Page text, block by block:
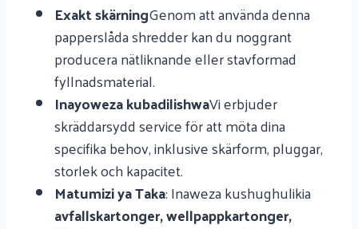
Exakt skärningGenom att använda denna
papperslåda shredder kan du noggrant
producera nätliknande eller stavformad
fyllnadsmaterial.
Inayoweza kubadilishwaVi erbjuder
skräddarsydd service för att möta dina
specifika behov, inklusive skärform, pluggar,
storlek och kapacitet.
Matumizi ya Taka: Inaweza kushughulikia
avfallskartonger, wellpappkartonger,